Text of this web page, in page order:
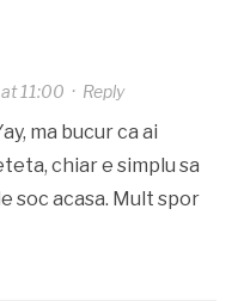
11:00 · Reply
ma bucur ca ai
chiar e simplu sa
soc acasa. Mult spor